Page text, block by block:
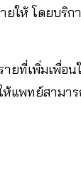
ยให้ โดยบริ
ที่เพิ่มเพื่อน
แพทย์สามา